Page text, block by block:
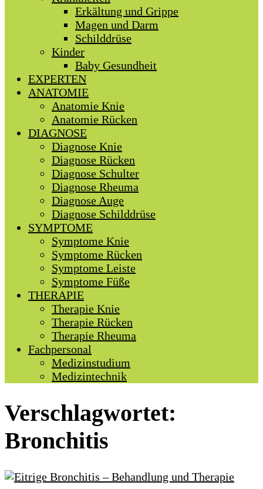
Erkältung und Grippe
Magen und Darm
Schilddrüse
Kinder
Baby Gesundheit
EXPERTEN
ANATOMIE
Anatomie Knie
Anatomie Rücken
DIAGNOSE
Diagnose Knie
Diagnose Rücken
Diagnose Schulter
Diagnose Rheuma
Diagnose Auge
Diagnose Schilddrüse
SYMPTOME
Symptome Knie
Symptome Rücken
Symptome Leiste
Symptome Füße
THERAPIE
Therapie Knie
Therapie Rücken
Therapie Rheuma
Fachpersonal
Medizinstudium
Medizintechnik
Verschlagwortet:
Bronchitis